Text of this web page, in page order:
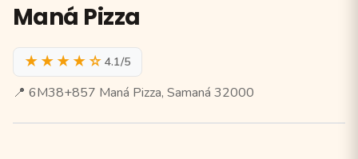
Maná Pizza
★★★★☆ 4.1/5
📍 6M38+857 Maná Pizza, Samaná 32000